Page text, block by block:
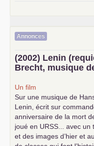
Annonces
(2002) Lenin
Brecht, musique
Un film
Sur une musique de
Lenin, écrit sur
anniversaire de la mort
joué en URSS ... avec
et des images d’hier et